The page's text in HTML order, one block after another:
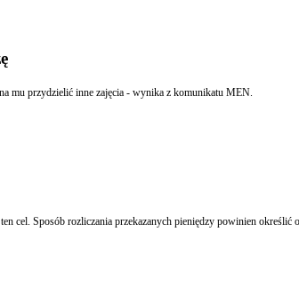
mu przydzielić inne zajęcia - wynika z komunikatu MEN.
cel. Sposób rozliczania przekazanych pieniędzy powinien